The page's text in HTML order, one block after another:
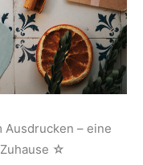
Ausdrucken – eine
☆